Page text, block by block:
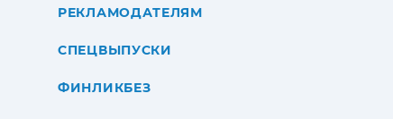
РЕКЛАМОДАТЕЛЯМ
СПЕЦВЫПУСКИ
ФИНЛИКБЕЗ